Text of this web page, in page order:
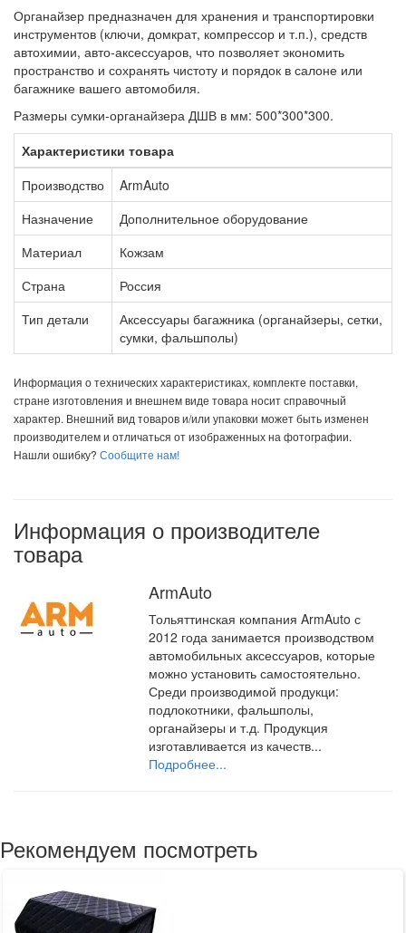
Органайзер предназначен для хранения и транспортировки
инструментов (ключи, домкрат, компрессор и т.п.), средств
автохимии, авто-аксессуаров, что позволяет экономить
пространство и сохранять чистоту и порядок в салоне или
багажнике вашего автомобиля.
Размеры сумки-органайзера ДШВ в мм: 500*300*300.
Характеристики товара
Производство
ArmAuto
Назначение
Дополнительное оборудование
Материал
Кожзам
Страна
Россия
Тип детали
Аксессуары багажника (органайзеры, сетки,
сумки, фальшполы)
Информация о технических характеристиках, комплекте поставки,
стране изготовления и внешнем виде товара носит справочный
характер. Внешний вид товаров и/или упаковки может быть изменен
производителем и отличаться от изображенных на фотографии.
Нашли ошибку? Сообщите нам!
Информация о производителе
товара
ArmAuto
Тольяттинская компания ArmAuto с
2012 года занимается производством
автомобильных аксессуаров, которые
можно установить самостоятельно.
Среди производимой продукци:
подлокотники, фальшполы,
органайзеры и т.д. Продукция
изготавливается из качеств...
Подробнее...
Рекомендуем посмотреть